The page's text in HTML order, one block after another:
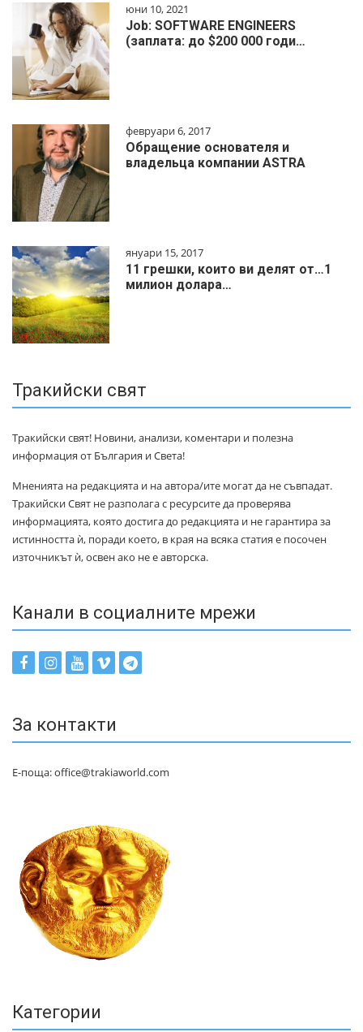
юни 10, 2021
Job: SOFTWARE ENGINEERS
(заплата: до $200 000 годи…
февруари 6, 2017
Обращение основателя и
владельца компании ASTRA
януари 15, 2017
11 грешки, които ви делят от…1
милиoн дoлapa…
Тракийски свят
Тракийски свят! Новини, анализи, коментари и полезна
информация от България и Света!
Мненията на редакцията и на автора/ите могат да не съвпадат.
Тракийски Свят не разполага с ресурсите да проверява
информацията, която достига до редакцията и не гарантира за
истинността ѝ, поради което, в края на всяка статия е посочен
източникът ѝ, освен ако не е авторска.
Канали в социалните мрежи
За контакти
Е-поща: office@trakiaworld.com
Категории